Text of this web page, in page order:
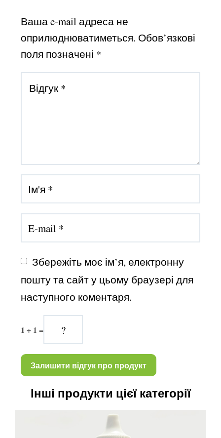
Ваша e-mail адреса не
оприлюднюватиметься. Обов’язкові
поля позначені *
Збережіть моє ім’я, електронну
пошту та сайт у цьому браузері для
наступного коментаря.
1 + 1 =
Інші продукти цієї категорії